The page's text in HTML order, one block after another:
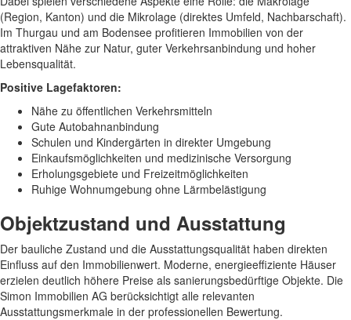
(Region, Kanton) und die Mikrolage (direktes Umfeld, Nachbarschaft).
Im Thurgau und am Bodensee profitieren Immobilien von der
attraktiven Nähe zur Natur, guter Verkehrsanbindung und hoher
Lebensqualität.
Positive Lagefaktoren:
Nähe zu öffentlichen Verkehrsmitteln
Gute Autobahnanbindung
Schulen und Kindergärten in direkter Umgebung
Einkaufsmöglichkeiten und medizinische Versorgung
Erholungsgebiete und Freizeitmöglichkeiten
Ruhige Wohnumgebung ohne Lärmbelästigung
Objektzustand und Ausstattung
Der bauliche Zustand und die Ausstattungsqualität haben direkten
Einfluss auf den Immobilienwert. Moderne, energieeffiziente Häuser
erzielen deutlich höhere Preise als sanierungsbedürftige Objekte. Die
Simon Immobilien AG berücksichtigt alle relevanten
Ausstattungsmerkmale in der professionellen Bewertung.